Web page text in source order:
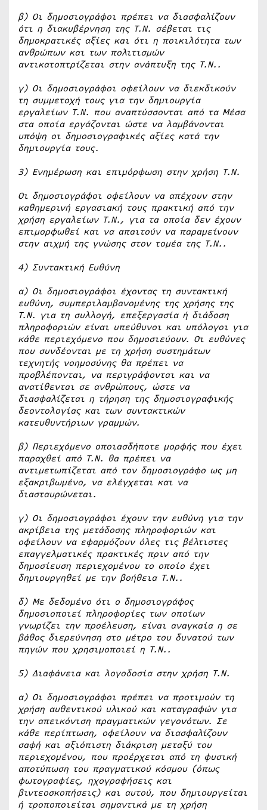
β) Οι δημοσιογράφοι πρέπει να διασφαλίζουν
ότι η διακυβέρνηση της Τ.Ν. σέβεται τις
δημοκρατικές αξίες και ότι η ποικιλότητα των
ανθρώπων και των πολιτισμών
αντικατοπτρίζεται στην ανάπτυξη της Τ.Ν..
γ) Οι δημοσιογράφοι οφείλουν να διεκδικούν
τη συμμετοχή τους για την δημιουργία
εργαλείων Τ.Ν. που αναπτύσσονται από τα Μέσα
στα οποία εργάζονται ώστε να λαμβάνονται
υπόψη οι δημοσιογραφικές αξίες κατά την
δημιουργία τους.
3) Ενημέρωση και επιμόρφωση στην χρήση Τ.Ν.
Οι δημοσιογράφοι οφείλουν να απέχουν στην
καθημερινή εργασιακή τους πρακτική από την
χρήση εργαλείων Τ.Ν., για τα οποία δεν έχουν
επιμορφωθεί και να απαιτούν να παραμείνουν
στην αιχμή της γνώσης στον τομέα της Τ.Ν..
4) Συντακτική Ευθύνη
α) Οι δημοσιογράφοι έχοντας τη συντακτική
ευθύνη, συμπεριλαμβανομένης της χρήσης της
Τ.Ν. για τη συλλογή, επεξεργασία ή διάδοση
πληροφοριών είναι υπεύθυνοι και υπόλογοι για
κάθε περιεχόμενο που δημοσιεύουν. Οι ευθύνες
που συνδέονται με τη χρήση συστημάτων
τεχνητής νοημοσύνης θα πρέπει να
προβλέπονται, να περιγράφονται και να
ανατίθενται σε ανθρώπους, ώστε να
διασφαλίζεται η τήρηση της δημοσιογραφικής
δεοντολογίας και των συντακτικών
κατευθυντήριων γραμμών.
β) Περιεχόμενο οποιασδήποτε μορφής που έχει
παραχθεί από Τ.Ν. θα πρέπει να
αντιμετωπίζεται από τον δημοσιογράφο ως μη
εξακριβωμένο, να ελέγχεται και να
διασταυρώνεται.
γ) Οι δημοσιογράφοι έχουν την ευθύνη για την
ακρίβεια της μετάδοσης πληροφοριών και
οφείλουν να εφαρμόζουν όλες τις βέλτιστες
επαγγελματικές πρακτικές πριν από την
δημοσίευση περιεχομένου το οποίο έχει
δημιουργηθεί με την βοήθεια Τ.Ν..
δ) Με δεδομένο ότι ο δημοσιογράφος
δημοσιοποιεί πληροφορίες των οποίων
γνωρίζει την προέλευση, είναι αναγκαία η σε
βάθος διερεύνηση στο μέτρο του δυνατού των
πηγών που χρησιμοποιεί η Τ.Ν..
5) Διαφάνεια και λογοδοσία στην χρήση Τ.Ν.
α) Οι δημοσιογράφοι πρέπει να προτιμούν τη
χρήση αυθεντικού υλικού και καταγραφών για
την απεικόνιση πραγματικών γεγονότων. Σε
κάθε περίπτωση, οφείλουν να διασφαλίζουν
σαφή και αξιόπιστη διάκριση μεταξύ του
περιεχομένου, που προέρχεται από τη φυσική
αποτύπωση του πραγματικού κόσμου (όπως
φωτογραφίες, ηχογραφήσεις και
βιντεοσκοπήσεις) και αυτού, που δημιουργείται
ή τροποποιείται σημαντικά με τη χρήση